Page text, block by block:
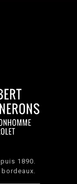
1890.